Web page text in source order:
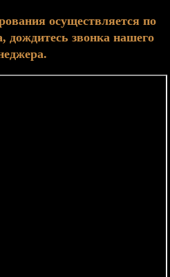
осуществляется по
дождитесь звонка нашего